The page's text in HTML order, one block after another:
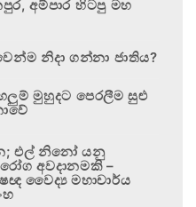
අම්පාර හිටපු මහ
නිදා ගන්නා ජාතිය?
මුහුදට පෙරලීම සුළු
එල් නිනෝ යනු
රෝග අවදානමකි –
වෛද්‍ය මහාචාර්ය